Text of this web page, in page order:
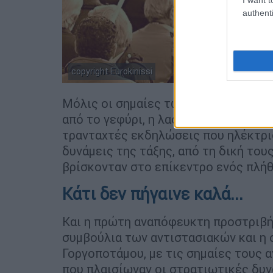
copyright Eurokinissi
Μόλις οι σημαίες των
από το γεφύρι, η λαοθάλασσα που
τρανταχτές εκδηλώσεις που
δυνάμεις της τάξης, από τη δική
βρίσκονταν στο επίκεντρο ενός
Κάτι δεν πήγαινε καλά...
Και η πρώτη αναπόφευκτη
συμβούλια των αντιστασιακών και
Γοργοποτάμου, με τις σημαίες τους
που πλαισίωναν οι στρατιωτικές